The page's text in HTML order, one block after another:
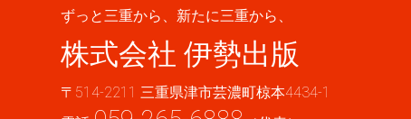
ずっと三重から、新たに三重から、
株式会社 伊勢出版
〒514-2211 三重県津市芸濃町椋本4434-1